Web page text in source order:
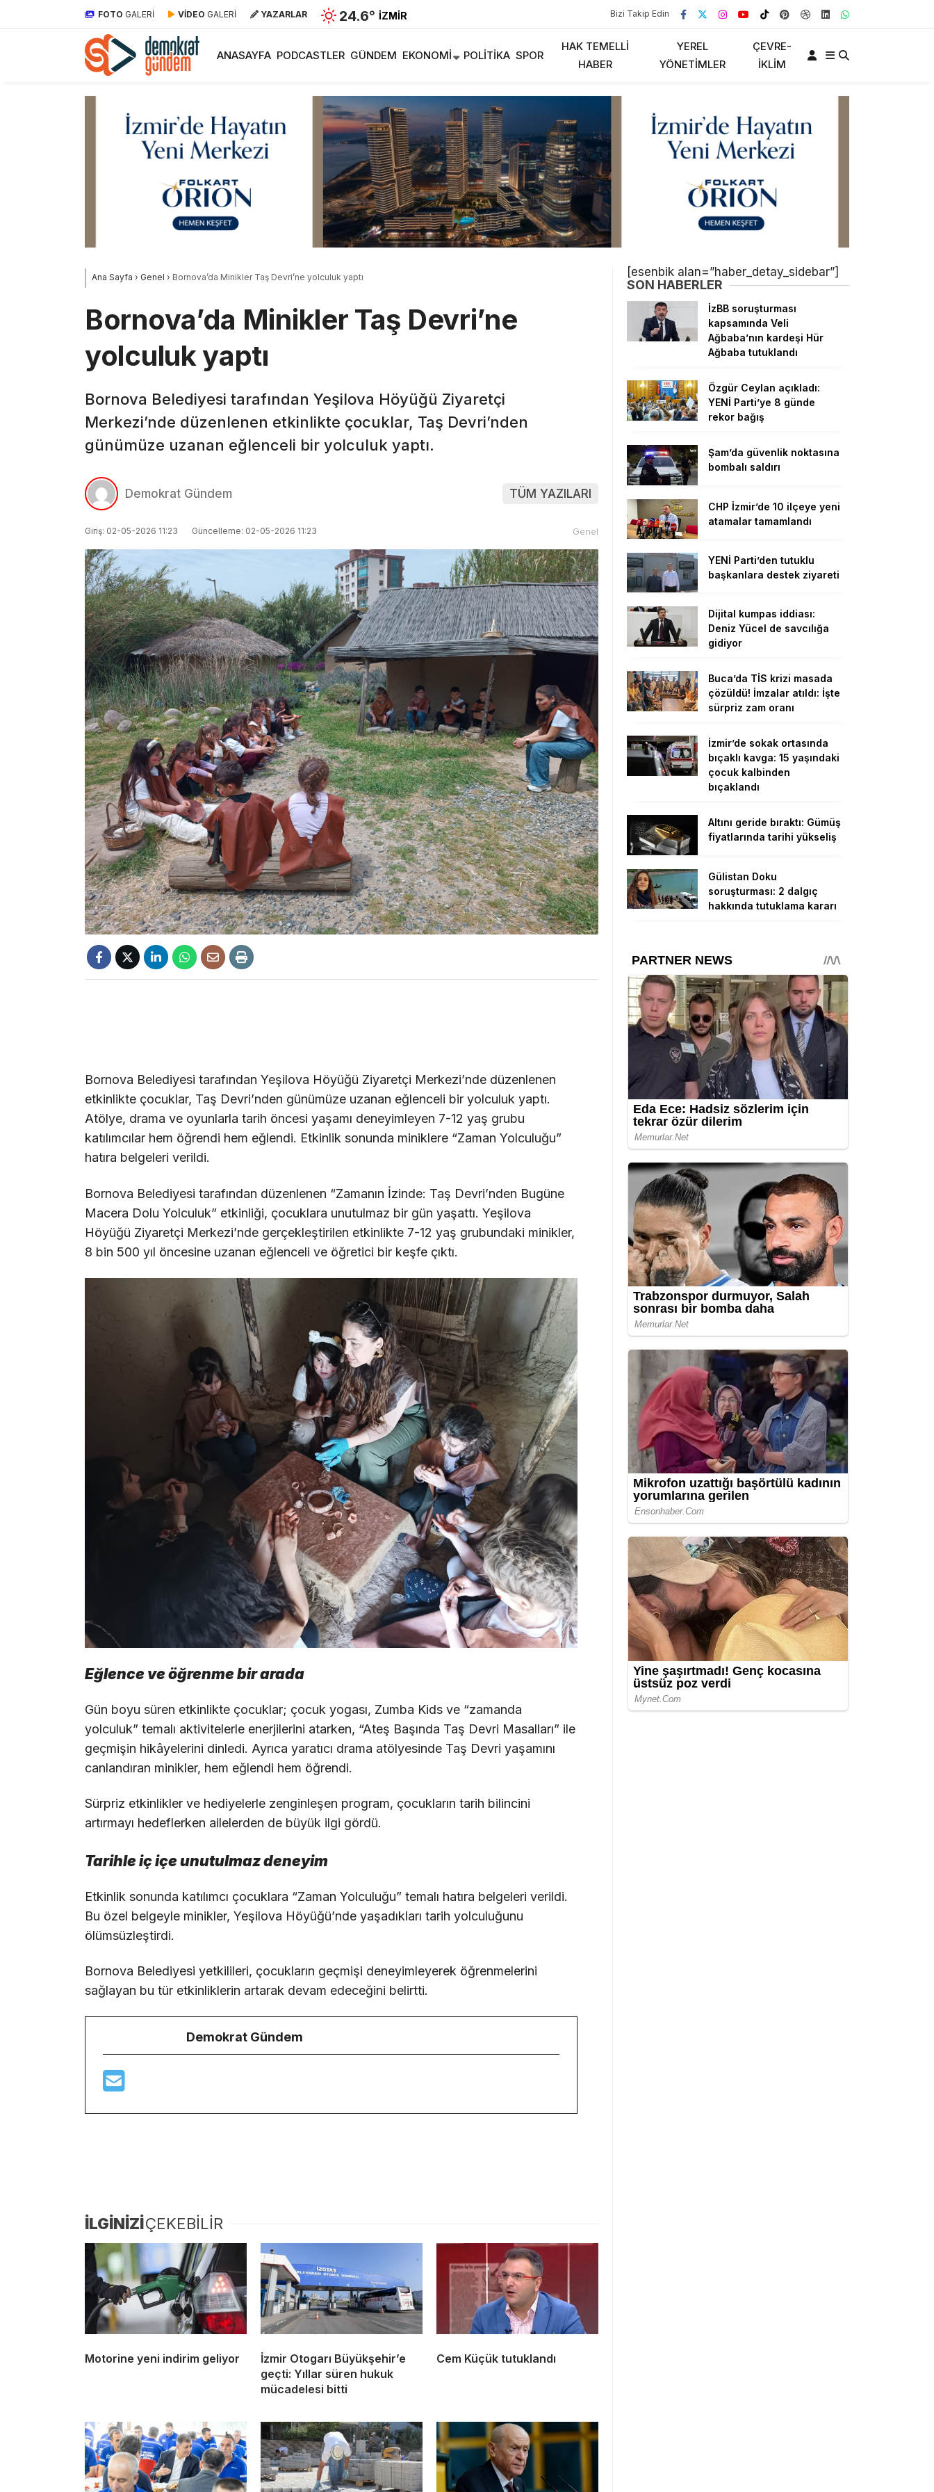
FOTO GALERİ VİDEO GALERİ YAZARLAR 24.6° İZMIR Bizi Takip Edin
ANASAYFA PODCASTLER GÜNDEM EKONOMI POLITIKA SPOR
HAK TEMELLI
HABER
YEREL
YÖNETIMLER
ÇEVRE-
İKLIM
Ana Sayfa › Genel › Bornova’da Minikler Taş Devri’ne yolculuk yaptı
Bornova’da Minikler Taş Devri’ne
yolculuk yaptı
Bornova Belediyesi tarafından Yeşilova Höyüğü Ziyaretçi
Merkezi’nde düzenlenen etkinlikte çocuklar, Taş Devri’nden
günümüze uzanan eğlenceli bir yolculuk yaptı.
Demokrat Gündem TÜM YAZILARI
Giriş: 02-05-2026 11:23 Güncelleme: 02-05-2026 11:23 Genel
Bornova Belediyesi tarafından Yeşilova Höyüğü Ziyaretçi Merkezi’nde düzenlenen
etkinlikte çocuklar, Taş Devri’nden günümüze uzanan eğlenceli bir yolculuk yaptı.
Atölye, drama ve oyunlarla tarih öncesi yaşamı deneyimleyen 7-12 yaş grubu
katılımcılar hem öğrendi hem eğlendi. Etkinlik sonunda miniklere “Zaman Yolculuğu”
hatıra belgeleri verildi.
Bornova Belediyesi tarafından düzenlenen “Zamanın İzinde: Taş Devri’nden Bugüne
Macera Dolu Yolculuk” etkinliği, çocuklara unutulmaz bir gün yaşattı. Yeşilova
Höyüğü Ziyaretçi Merkezi’nde gerçekleştirilen etkinlikte 7-12 yaş grubundaki minikler,
8 bin 500 yıl öncesine uzanan eğlenceli ve öğretici bir keşfe çıktı.
Eğlence ve öğrenme bir arada
Gün boyu süren etkinlikte çocuklar; çocuk yogası, Zumba Kids ve “zamanda
yolculuk” temalı aktivitelerle enerjilerini atarken, “Ateş Başında Taş Devri Masalları” ile
geçmişin hikâyelerini dinledi. Ayrıca yaratıcı drama atölyesinde Taş Devri yaşamını
canlandıran minikler, hem eğlendi hem öğrendi.
Sürpriz etkinlikler ve hediyelerle zenginleşen program, çocukların tarih bilincini
artırmayı hedeflerken ailelerden de büyük ilgi gördü.
Tarihle iç içe unutulmaz deneyim
Etkinlik sonunda katılımcı çocuklara “Zaman Yolculuğu” temalı hatıra belgeleri verildi.
Bu özel belgeyle minikler, Yeşilova Höyüğü’nde yaşadıkları tarih yolculuğunu
ölümsüzleştirdi.
Bornova Belediyesi yetkilileri, çocukların geçmişi deneyimleyerek öğrenmelerini
sağlayan bu tür etkinliklerin artarak devam edeceğini belirtti.
Demokrat Gündem
İLGİNİZİÇEKEBİLİR
Motorine yeni indirim geliyor
İzmir Otogarı Büyükşehir’e
geçti: Yıllar süren hukuk
mücadelesi bitti
Cem Küçük tutuklandı
[esenbik alan=”haber_detay_sidebar”]
SON HABERLER
İzBB soruşturması
kapsamında Veli
Ağbaba’nın kardeşi Hür
Ağbaba tutuklandı
Özgür Ceylan açıkladı:
YENİ Parti’ye 8 günde
rekor bağış
Şam’da güvenlik noktasına
bombalı saldırı
CHP İzmir’de 10 ilçeye yeni
atamalar tamamlandı
YENİ Parti’den tutuklu
başkanlara destek ziyareti
Dijital kumpas iddiası:
Deniz Yücel de savcılığa
gidiyor
Buca’da TİS krizi masada
çözüldü! İmzalar atıldı: İşte
sürpriz zam oranı
İzmir’de sokak ortasında
bıçaklı kavga: 15 yaşındaki
çocuk kalbinden
bıçaklandı
Altını geride bıraktı: Gümüş
fiyatlarında tarihi yükseliş
Gülistan Doku
soruşturması: 2 dalgıç
hakkında tutuklama kararı